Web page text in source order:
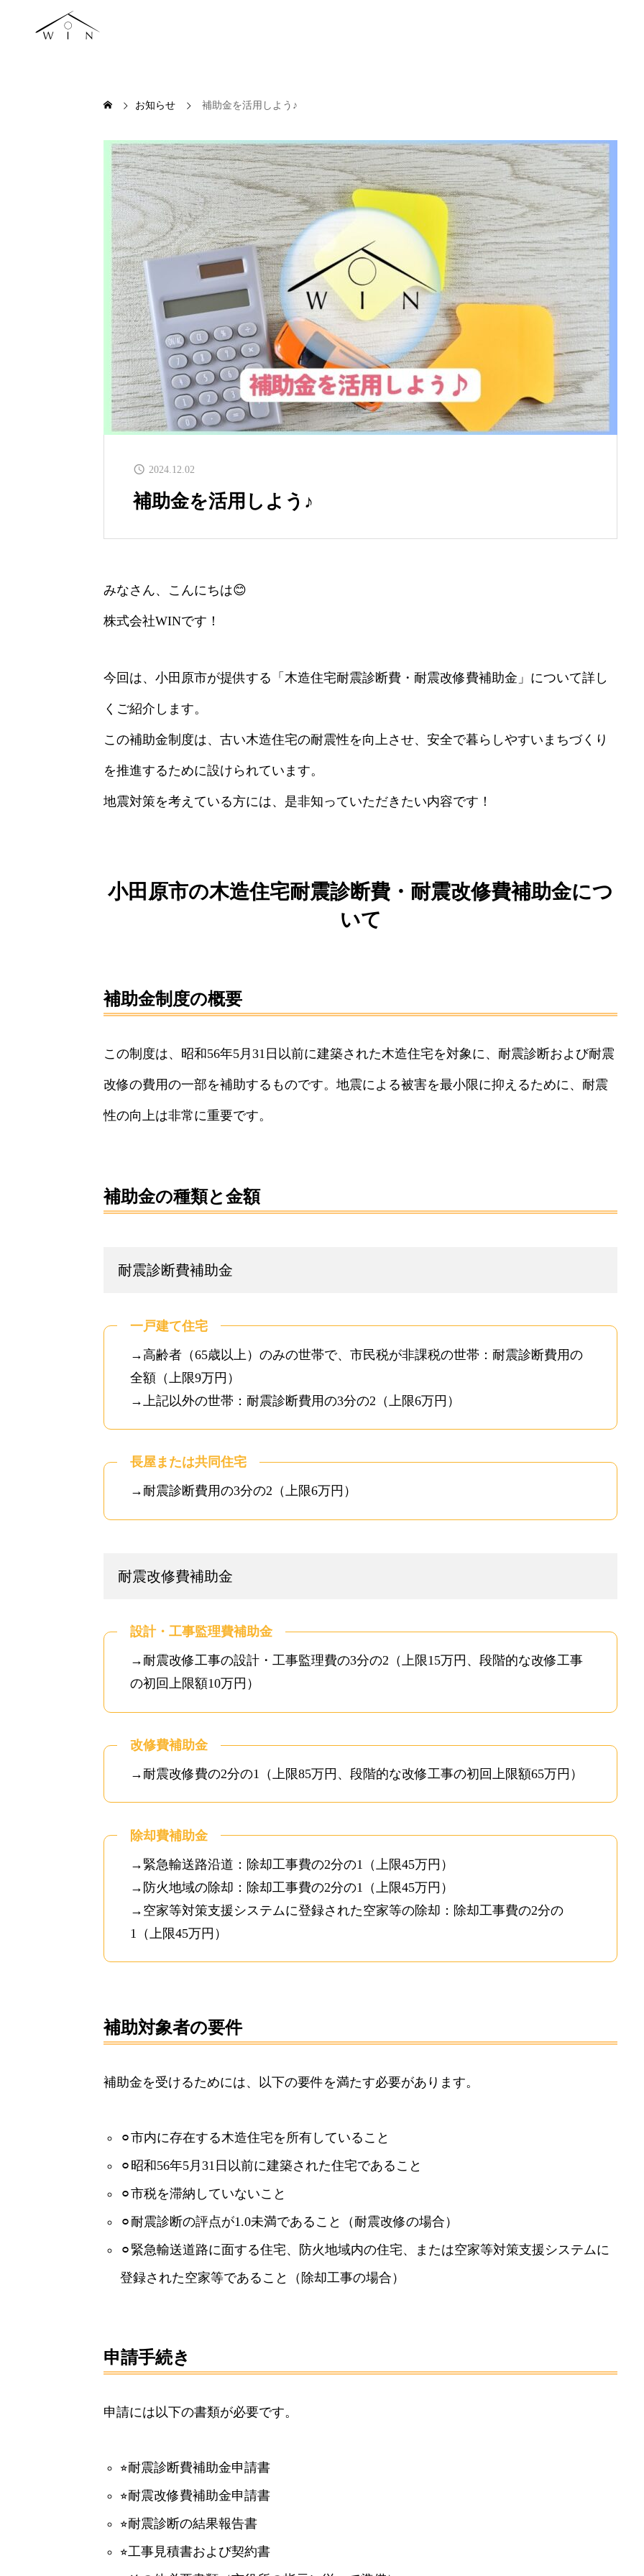
PRICE
COMPANY
NEWS
最新情報
求人採用情報
PRIVACY
お知らせ 補助金を活用しよう♪
2024.12.02
補助金を活用しよう♪
みなさん、こんにちは😊
株式会社WINです！
今回は、小田原市が提供する「木造住宅耐震診断費・耐震改修費補助金」について詳し
くご紹介します。
この補助金制度は、古い木造住宅の耐震性を向上させ、安全で暮らしやすいまちづくり
を推進するために設けられています。
地震対策を考えている方には、是非知っていただきたい内容です！
小田原市の木造住宅耐震診断費・耐震改修費補助金につ
いて
補助金制度の概要
この制度は、昭和56年5月31日以前に建築された木造住宅を対象に、耐震診断および耐震
改修の費用の一部を補助するものです。地震による被害を最小限に抑えるために、耐震
性の向上は非常に重要です。
補助金の種類と金額
耐震診断費補助金
一戸建て住宅
→高齢者（65歳以上）のみの世帯で、市民税が非課税の世帯：耐震診断費用の
全額（上限9万円）
→上記以外の世帯：耐震診断費用の3分の2（上限6万円）
長屋または共同住宅
→耐震診断費用の3分の2（上限6万円）
耐震改修費補助金
設計・工事監理費補助金
→耐震改修工事の設計・工事監理費の3分の2（上限15万円、段階的な改修工事
の初回上限額10万円）
改修費補助金
→耐震改修費の2分の1（上限85万円、段階的な改修工事の初回上限額65万円）
除却費補助金
→緊急輸送路沿道：除却工事費の2分の1（上限45万円）
→防火地域の除却：除却工事費の2分の1（上限45万円）
→空家等対策支援システムに登録された空家等の除却：除却工事費の2分の
1（上限45万円）
補助対象者の要件
補助金を受けるためには、以下の要件を満たす必要があります。
⚪︎市内に存在する木造住宅を所有していること
⚪︎昭和56年5月31日以前に建築された住宅であること
⚪︎市税を滞納していないこと
⚪︎耐震診断の評点が1.0未満であること（耐震改修の場合）
⚪︎緊急輸送道路に面する住宅、防火地域内の住宅、または空家等対策支援システムに
登録された空家等であること（除却工事の場合）
申請手続き
申請には以下の書類が必要です。
⭐︎耐震診断費補助金申請書
⭐︎耐震改修費補助金申請書
⭐︎耐震診断の結果報告書
⭐︎工事見積書および契約書